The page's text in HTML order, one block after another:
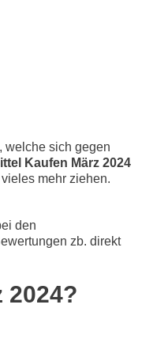
welche sich gegen
Kaufen März 2024
mehr ziehen.
den
zb. direkt
2024?